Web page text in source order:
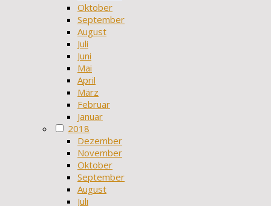
Oktober
September
August
Juli
Juni
Mai
April
März
Februar
Januar
2018
Dezember
November
Oktober
September
August
Juli